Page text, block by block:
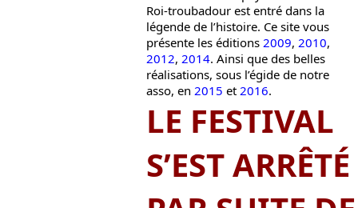
Roi-troubadour est entré dans la
légende de l’histoire. Ce site vous
présente les éditions 2009, 2010,
2012, 2014. Ainsi que des belles
réalisations, sous l’égide de notre
asso, en 2015 et 2016.
LE FESTIVAL
S’EST ARRÊTÉ